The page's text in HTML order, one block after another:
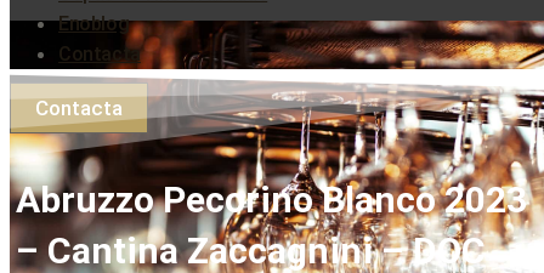
Enoblog
Contacta
Contacta
Abruzzo Pecorino Blanco 2023
– Cantina Zaccagnini – DOC